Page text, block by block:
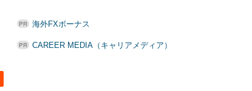
海外FXボーナス
CAREER MEDIA（キャリアメディア）